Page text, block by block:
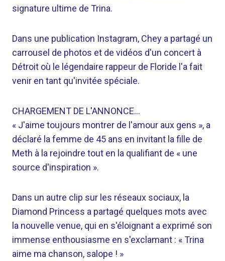
signature ultime de Trina.
Dans une publication Instagram, Chey a partagé un
carrousel de photos et de vidéos d'un concert à
Détroit où le légendaire rappeur de Floride l'a fait
venir en tant qu'invitée spéciale.
CHARGEMENT DE L'ANNONCE…
« J'aime toujours montrer de l'amour aux gens », a
déclaré la femme de 45 ans en invitant la fille de
Meth à la rejoindre tout en la qualifiant de « une
source d'inspiration ».
Dans un autre clip sur les réseaux sociaux, la
Diamond Princess a partagé quelques mots avec
la nouvelle venue, qui en s'éloignant a exprimé son
immense enthousiasme en s'exclamant : « Trina
aime ma chanson, salope ! »